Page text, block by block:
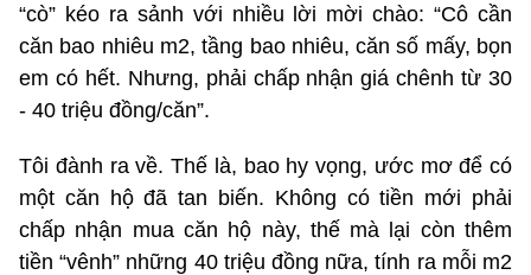
“cò” kéo ra sảnh với nhiều lời mời chào: “Cô cần
căn bao nhiêu m2, tầng bao nhiêu, căn số mấy, bọn
em có hết. Nhưng, phải chấp nhận giá chênh từ 30
- 40 triệu đồng/căn”.
Tôi đành ra về. Thế là, bao hy vọng, ước mơ để có
một căn hộ đã tan biến. Không có tiền mới phải
chấp nhận mua căn hộ này, thế mà lại còn thêm
tiền “vênh” những 40 triệu đồng nữa, tính ra mỗi m2